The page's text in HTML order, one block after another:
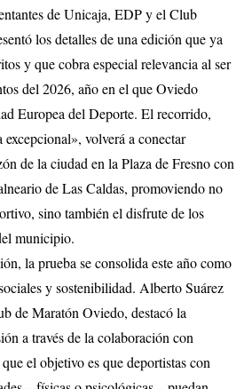
de Unicaja, EDP y el Club
los detalles de una edición que ya
y que cobra especial relevancia al ser
del 2026, año en el que Oviedo
Europea del Deporte. El recorrido,
volverá a conectar
de la ciudad en la Plaza de Fresno con
de Las Caldas, promoviendo no
sino también el disfrute de los
municipio.
la prueba se consolida este año como
y sostenibilidad. Alberto Suárez
de Maratón Oviedo, destacó la
a través de la colaboración con
el objetivo es que deportistas con